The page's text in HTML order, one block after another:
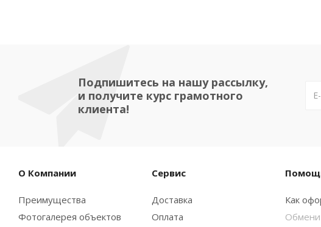
Подпишитесь на нашу рассылку,
и получите курс грамотного
клиента!
О Компании
Преимущества
Фотогалерея объектов
Сервис
Доставка
Оплата
Как
Обмени